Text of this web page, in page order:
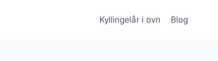
Kyllingelår i ovn Blog